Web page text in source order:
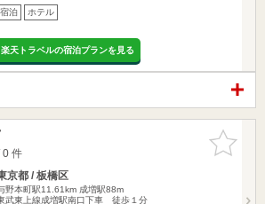
宿泊 ホテル
楽天トラベルの宿泊プランを見る
お気に入
りに追加
件
京都 / 板橋区
野本町駅11.61km 成増駅88m
武東上線成増駅南口下車 徒歩１分